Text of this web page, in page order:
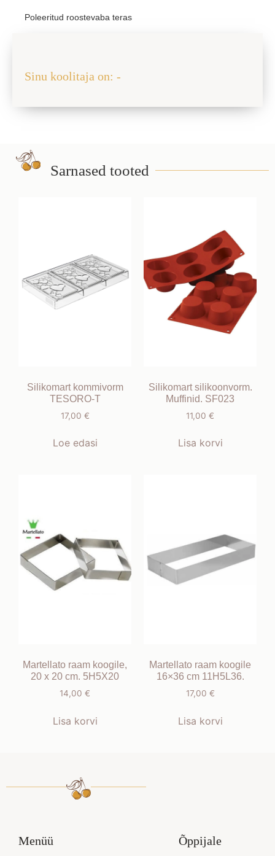
Poleeritud roostevaba teras
Sinu koolitaja on: -
Sarnased tooted
Silikomart kommivorm
TESORO-T
17,00 €
Loe edasi
Silikomart silikoonvorm.
Muffinid. SF023
11,00 €
Lisa korvi
Martellato raam koogile,
20 x 20 cm. 5H5X20
14,00 €
Lisa korvi
Martellato raam koogile
16×36 cm 11H5L36.
17,00 €
Lisa korvi
Menüü Õppijale